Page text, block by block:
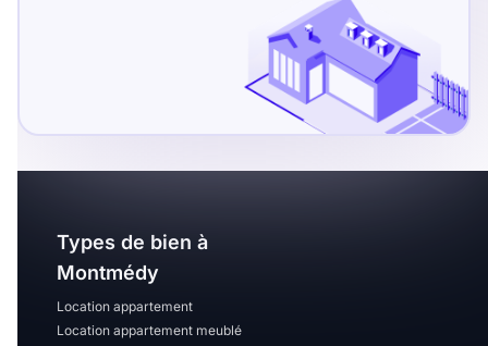
Types de bien à
Montmédy
Location appartement
Location appartement meublé